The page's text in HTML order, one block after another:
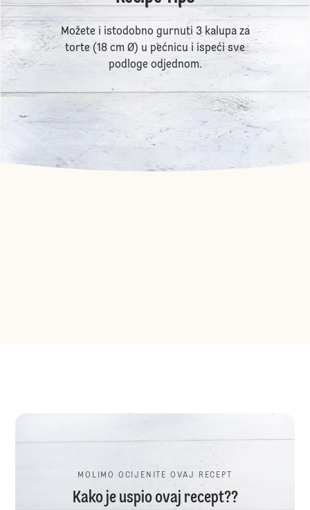
Možete i istodobno gurnuti 3 kalupa za
torte (18 cm Ø) u pećnicu i ispeći sve
podloge odjednom.
MOLIMO OCIJENITE OVAJ RECEPT
Kako je uspio ovaj recept??